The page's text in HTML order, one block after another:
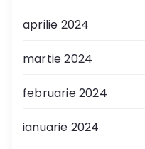
aprilie 2024
martie 2024
februarie 2024
ianuarie 2024